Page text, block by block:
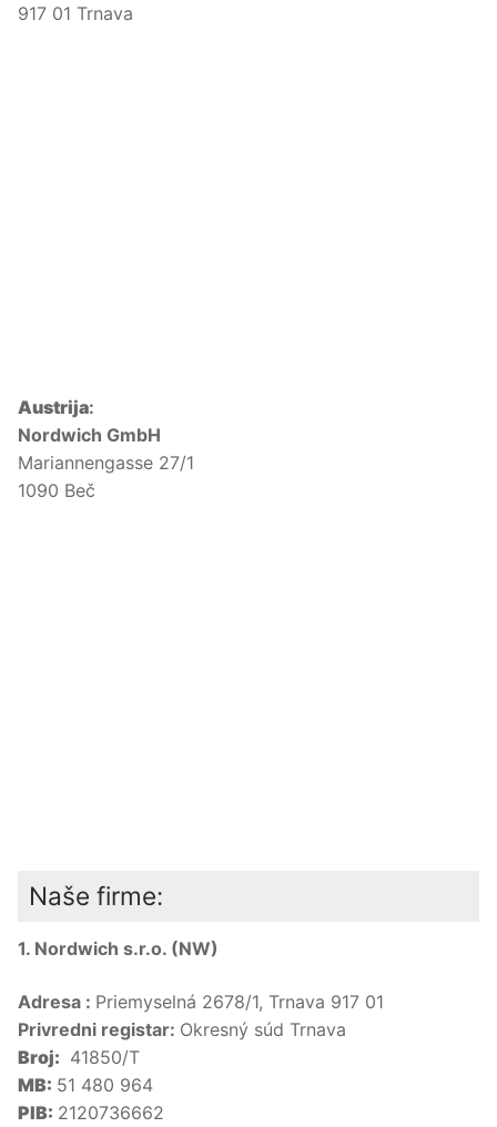
917 01 Trnava
Austrija:
Nordwich GmbH
Mariannengasse 27/1
1090 Beč
Naše firme:
1. Nordwich s.r.o. (NW)
Adresa : Priemyselná 2678/1, Trnava 917 01
Privredni registar: Okresný súd Trnava
Broj: 41850/T
MB: 51 480 964
PIB: 2120736662